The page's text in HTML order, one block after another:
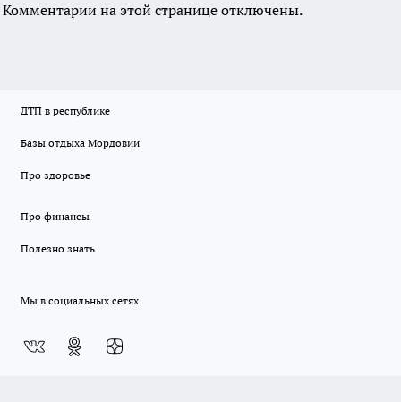
Комментарии на этой странице отключены.
ДТП в республике
Базы отдыха Мордовии
Про здоровье
Про финансы
Полезно знать
Мы в социальных сетях